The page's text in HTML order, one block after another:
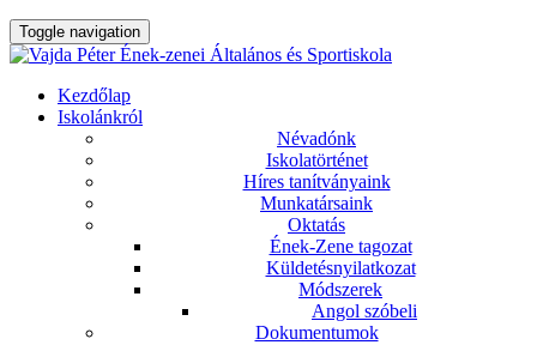
Toggle navigation
Kezdőlap
Iskolánkról
Névadónk
Iskolatörténet
Híres tanítványaink
Munkatársaink
Oktatás
Ének-Zene tagozat
Küldetésnyilatkozat
Módszerek
Angol szóbeli
Dokumentumok